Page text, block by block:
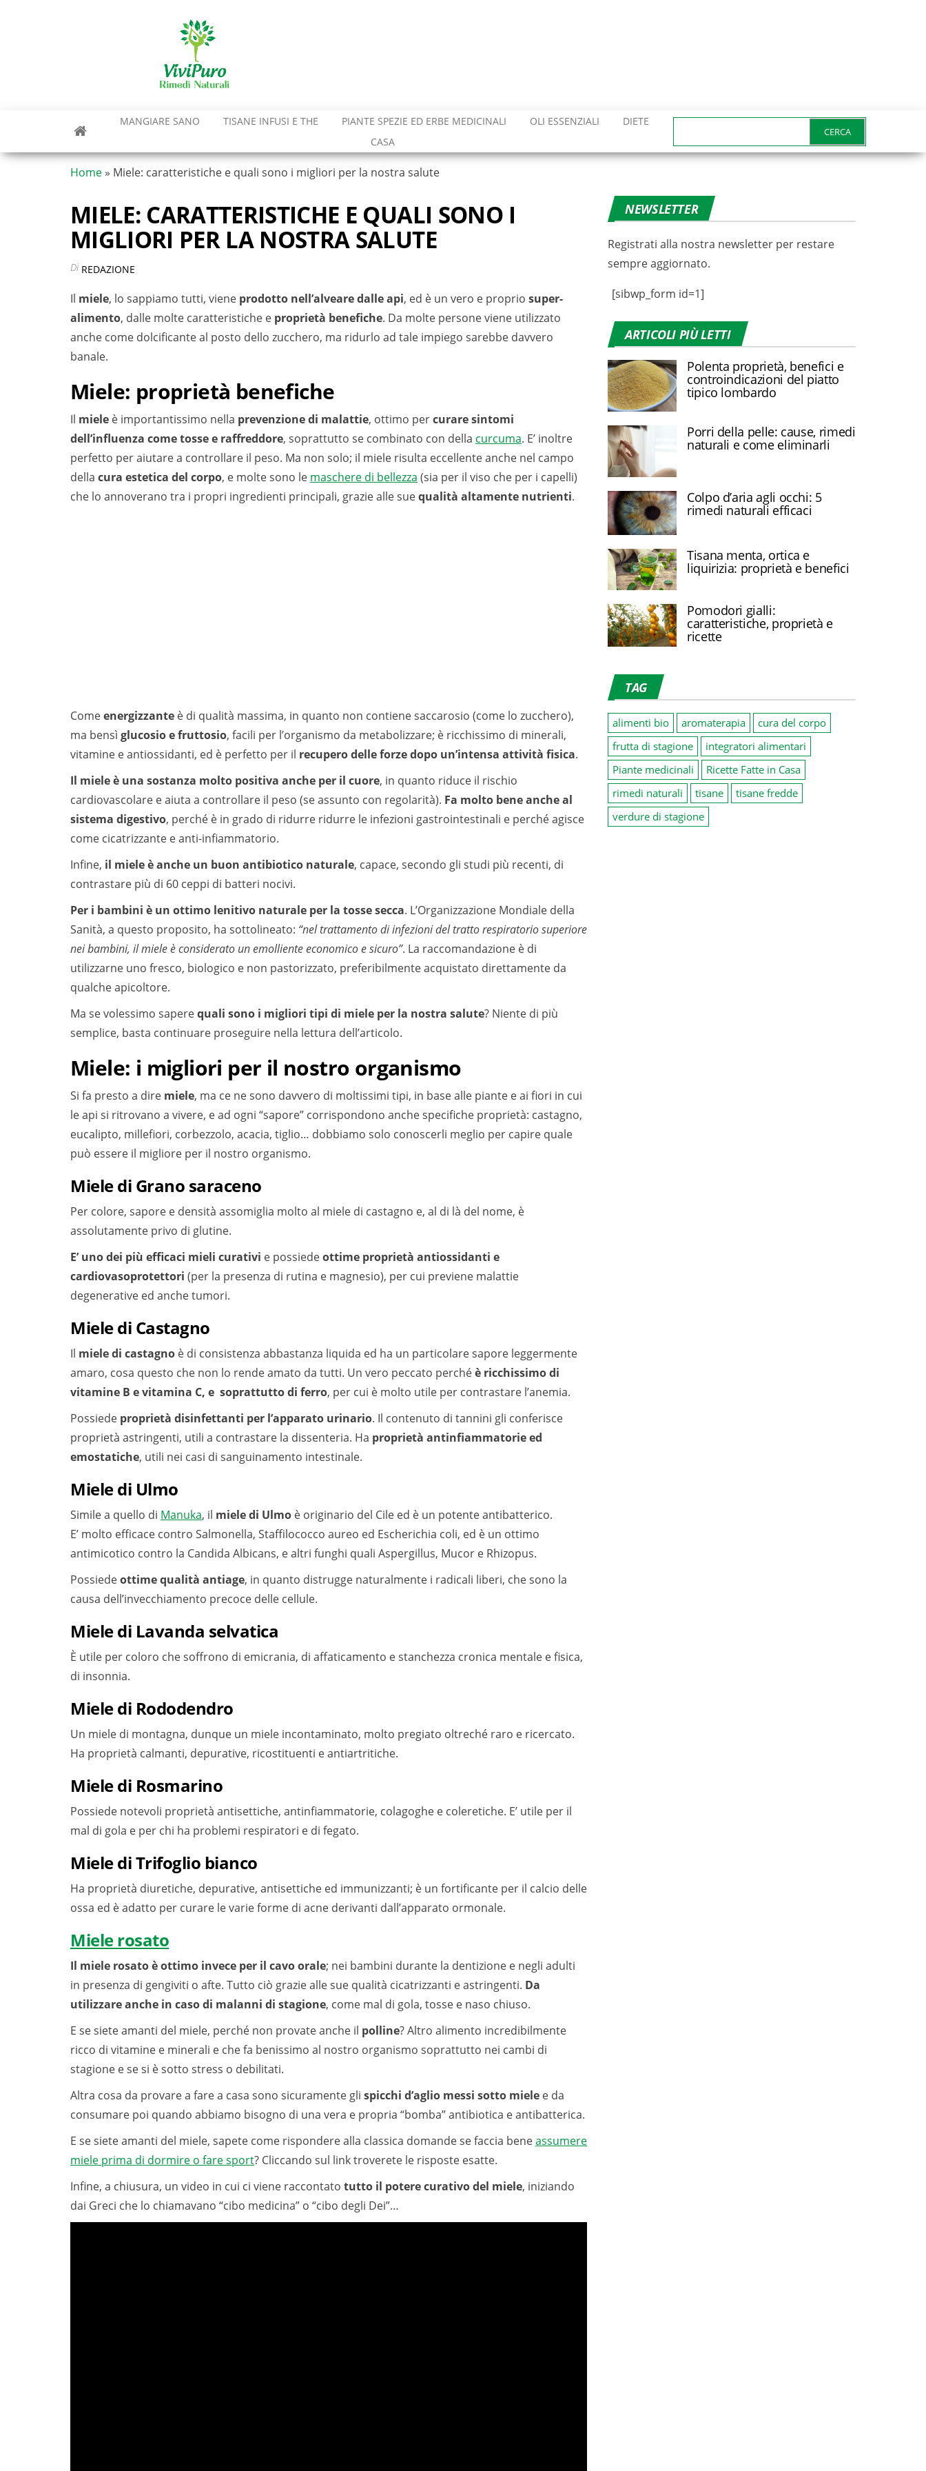
MANGIARE SANO TISANE INFUSI E THE PIANTE SPEZIE ED ERBE MEDICINALI OLI ESSENZIALI
DIETE
CASA
per:
Home » Miele: caratteristiche e quali sono i migliori per la nostra salute
MIELE: CARATTERISTICHE E QUALI SONO I
MIGLIORI PER LA NOSTRA SALUTE
Di REDAZIONE
Il miele, lo sappiamo tutti, viene prodotto nell’alveare dalle api, ed è un vero e proprio super-
alimento, dalle molte caratteristiche e proprietà benefiche. Da molte persone viene utilizzato
anche come dolcificante al posto dello zucchero, ma ridurlo ad tale impiego sarebbe davvero
banale.
Miele: proprietà benefiche
Il miele è importantissimo nella prevenzione di malattie, ottimo percurare sintomi
dell’influenza come tosse e raffreddore, soprattutto se combinato con della curcuma. E’ inoltre
perfetto per aiutare a controllare il peso. Ma non solo; il miele risulta eccellente anche nel campo
della cura estetica del corpo, e molte sono le maschere di bellezza (sia per il viso che per i capelli)
che lo annoverano tra i propri ingredienti principali, grazie alle suequalità altamente nutrienti.
Comeenergizzante è di qualità massima, in quanto non contiene saccarosio (come lo zucchero),
ma bensì glucosio e fruttosio, facili per l’organismo da metabolizzare; è ricchissimo di minerali,
vitamine e antiossidanti, ed è perfetto per il recupero delle forze dopo un’intensa attività fisica.
Il miele è una sostanza molto positiva anche per il cuore, in quanto riduce il rischio
cardiovascolare e aiuta a controllare il peso (se assunto con regolarità). Fa molto bene anche al
sistema digestivo, perché è in grado di ridurre ridurre le infezioni gastrointestinali e perché agisce
come cicatrizzante e anti-infiammatorio.
Infine, il miele è anche un buon antibiotico naturale, capace, secondo gli studi più recenti, di
contrastare più di 60 ceppi di batteri nocivi.
Per i bambini è un ottimo lenitivo naturale per la tosse secca. L’Organizzazione Mondiale della
Sanità, a questo proposito, ha sottolineato: “nel trattamento di infezioni del tratto respiratorio superiore
nei bambini, il miele è considerato un emolliente economico e sicuro”. La raccomandazione è di
utilizzarne uno fresco, biologico e non pastorizzato, preferibilmente acquistato direttamente da
qualche apicoltore.
Ma se volessimo saperequali sono i migliori tipi di miele per la nostra salute? Niente di più
semplice, basta continuare proseguire nella lettura dell’articolo.
Miele: i migliori per il nostro organismo
Si fa presto a dire miele, ma ce ne sono davvero di moltissimi tipi, in base alle piante e ai fiori in cui
le api si ritrovano a vivere, e ad ogni “sapore” corrispondono anche specifiche proprietà: castagno,
eucalipto, millefiori, corbezzolo, acacia, tiglio… dobbiamo solo conoscerli meglio per capire quale
può essere il migliore per il nostro organismo.
Miele di Grano saraceno
Per colore, sapore e densità assomiglia molto al miele di castagno e, al di là del nome, è
assolutamente privo di glutine.
E’ uno dei più efficaci mieli curativi e possiedeottime proprietà antiossidanti e
cardiovasoprotettori (per la presenza di rutina e magnesio), per cui previene malattie
degenerative ed anche tumori.
Miele di Castagno
Il miele di castagno è di consistenza abbastanza liquida ed ha un particolare sapore leggermente
amaro, cosa questo che non lo rende amato da tutti. Un vero peccato perchéè ricchissimo di
vitamine B e vitamina C, e soprattutto di ferro, per cui è molto utile per contrastare l’anemia.
Possiede proprietà disinfettanti per l’apparato urinario. Il contenuto di tannini gli conferisce
proprietà astringenti, utili a contrastare la dissenteria. Ha proprietà antinfiammatorie ed
emostatiche, utili nei casi di sanguinamento intestinale.
Miele di Ulmo
Simile a quello di Manuka, il miele di Ulmo è originario del Cile ed è un potente antibatterico.
E’ molto efficace contro Salmonella, Staffilococco aureo ed Escherichia coli, ed è un ottimo
antimicotico contro la Candida Albicans, e altri funghi quali Aspergillus, Mucor e Rhizopus.
Possiedeottime qualità antiage, in quanto distrugge naturalmente i radicali liberi, che sono la
causa dell’invecchiamento precoce delle cellule.
Miele di Lavanda selvatica
È utile per coloro che soffrono di emicrania, di affaticamento e stanchezza cronica mentale e fisica,
di insonnia.
Miele di Rododendro
Un miele di montagna, dunque un miele incontaminato, molto pregiato oltreché raro e ricercato.
Ha proprietà calmanti, depurative, ricostituenti e antiartritiche.
Miele di Rosmarino
Possiede notevoli proprietà antisettiche, antinfiammatorie, colagoghe e coleretiche. E’ utile per il
mal di gola e per chi ha problemi respiratori e di fegato.
Miele di Trifoglio bianco
Ha proprietà diuretiche, depurative, antisettiche ed immunizzanti; è un fortificante per il calcio delle
ossa ed è adatto per curare le varie forme di acne derivanti dall’apparato ormonale.
Miele rosato
Il miele rosato è ottimo invece per il cavo orale; nei bambini durante la dentizione e negli adulti
in presenza di gengiviti o afte. Tutto ciò grazie alle sue qualità cicatrizzanti e astringenti. Da
utilizzare anche in caso di malanni di stagione, come mal di gola, tosse e naso chiuso.
E se siete amanti del miele, perché non provate anche il polline? Altro alimento incredibilmente
ricco di vitamine e minerali e che fa benissimo al nostro organismo soprattutto nei cambi di
stagione e se si è sotto stress o debilitati.
Altra cosa da provare a fare a casa sono sicuramente gli spicchi d’aglio messi sotto miele e da
consumare poi quando abbiamo bisogno di una vera e propria “bomba” antibiotica e antibatterica.
E se siete amanti del miele, sapete come rispondere alla classica domande se faccia beneassumere
miele prima di dormire o fare sport? Cliccando sul link troverete le risposte esatte.
Infine, a chiusura, un video in cui ci viene raccontato tutto il potere curativo del miele, iniziando
dai Greci che lo chiamavano “cibo medicina” o “cibo degli Dei”…
NEWSLETTER
Registrati alla nostra newsletter per restare
sempre aggiornato.
[sibwp_form id=1]
ARTICOLI PIÙ LETTI
Polenta proprietà, benefici e
controindicazioni del piatto
tipico lombardo
Porri della pelle: cause, rimedi
naturali e come eliminarli
Colpo d’aria agli occhi: 5
rimedi naturali efficaci
Tisana menta, ortica e
liquirizia: proprietà e benefici
Pomodori gialli:
caratteristiche, proprietà e
ricette
TAG
alimenti bio aromaterapia
cura del corpo
frutta di stagione
integratori alimentari
Piante medicinali
Ricette Fatte in Casa
rimedi naturali
tisane
tisane fredde
verdure di stagione